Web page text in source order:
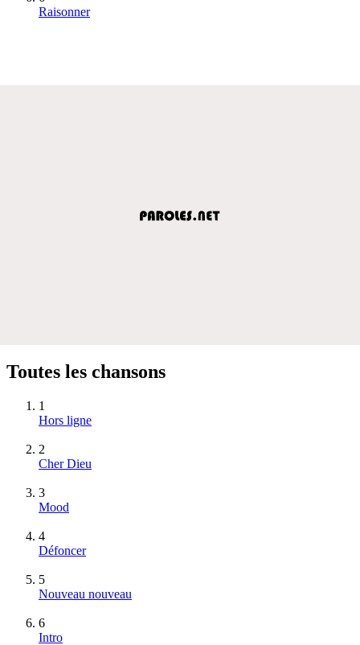
Raisonner
Toutes les chansons
1
Hors ligne
2
Cher Dieu
3
Mood
4
Défoncer
5
Nouveau nouveau
6
Intro